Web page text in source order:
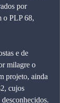
por
o PLP 68,
e de
milagre o
projeto, ainda
cujos